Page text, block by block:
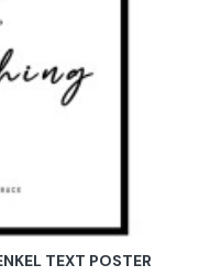
TEXT POSTER